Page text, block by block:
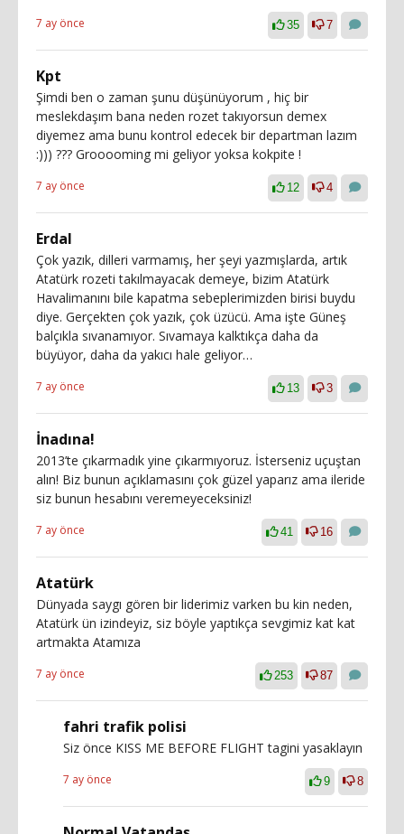
7 ay önce 35 7
Kpt
Şimdi ben o zaman şunu düşünüyorum , hiç bir
meslekdaşım bana neden rozet takıyorsun demex
diyemez ama bunu kontrol edecek bir departman lazım
:))) ??? Grooooming mi geliyor yoksa kokpite !
7 ay önce 12 4
Erdal
Çok yazık, dilleri varmamış, her şeyi yazmışlarda, artık
Atatürk rozeti takılmayacak demeye, bizim Atatürk
Havalimanını bile kapatma sebeplerimizden birisi buydu
diye. Gerçekten çok yazık, çok üzücü. Ama işte Güneş
balçıkla sıvanamıyor. Sıvamaya kalktıkça daha da
büyüyor, daha da yakıcı hale geliyor…
7 ay önce 13 3
İnadına!
2013’te çıkarmadık yine çıkarmıyoruz. İsterseniz uçuştan
alın! Biz bunun açıklamasını çok güzel yaparız ama ileride
siz bunun hesabını veremeyeceksiniz!
7 ay önce 41 16
Atatürk
Dünyada saygı gören bir liderimiz varken bu kin neden,
Atatürk ün izindeyiz, siz böyle yaptıkça sevgimiz kat kat
artmakta Atamıza
7 ay önce 253 87
fahri trafik polisi
Siz önce KISS ME BEFORE FLIGHT tagini yasaklayın
7 ay önce 9 8